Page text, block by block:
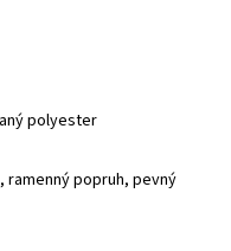
polyester
ramenný popruh, pevný